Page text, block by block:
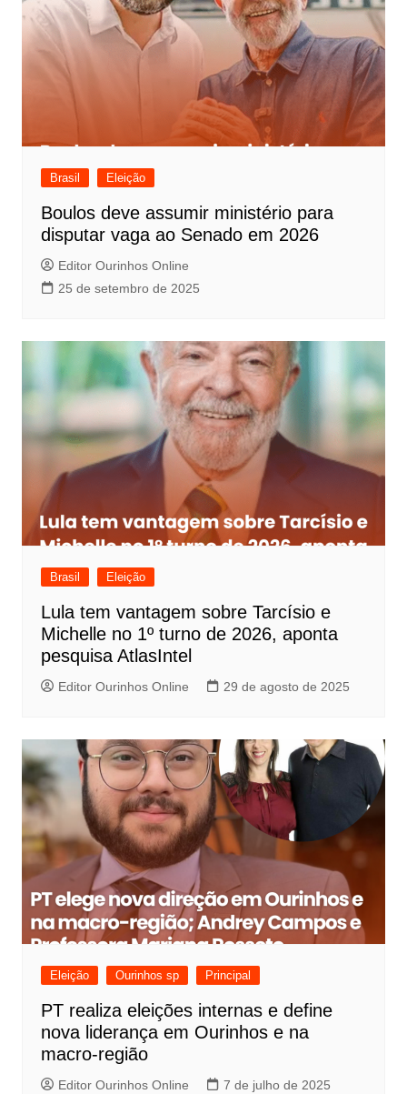
Brasil Eleição
Boulos deve assumir ministério para
disputar vaga ao Senado em 2026
Editor Ourinhos Online
25 de setembro de 2025
Brasil Eleição
Lula tem vantagem sobre Tarcísio e
Michelle no 1º turno de 2026, aponta
pesquisa AtlasIntel
Editor Ourinhos Online 29 de agosto de 2025
Eleição Ourinhos sp Principal
PT realiza eleições internas e define
nova liderança em Ourinhos e na
macro-região
Editor Ourinhos Online 7 de julho de 2025